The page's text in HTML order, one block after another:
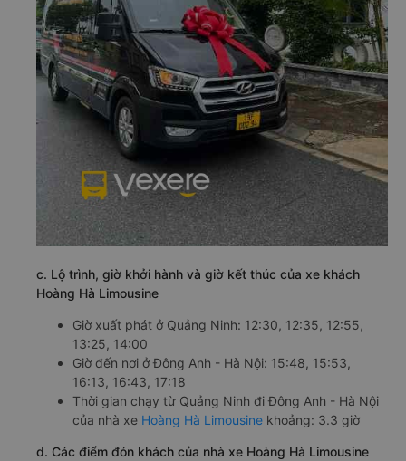
c. Lộ trình, giờ khởi hành và giờ kết thúc của xe khách
Hoàng Hà Limousine
Giờ xuất phát ở Quảng Ninh: 12:30, 12:35, 12:55,
13:25, 14:00
Giờ đến nơi ở Đông Anh - Hà Nội: 15:48, 15:53,
16:13, 16:43, 17:18
Thời gian chạy từ Quảng Ninh đi Đông Anh - Hà Nội
của nhà xe Hoàng Hà Limousine khoảng: 3.3 giờ
d. Các điểm đón khách của nhà xe Hoàng Hà Limousine